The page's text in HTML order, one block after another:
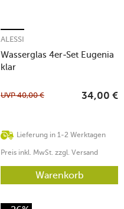
Wasserglas 4er-Set Eugenia
klar
ALESSI
Lieferung in 1-2 Werktagen
UVP40,00 € 34,00 €
Preis inkl. MwSt. zzgl. Versand
Warenkorb